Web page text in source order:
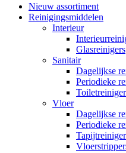
Nieuw assortiment
Reinigingsmiddelen
Interieur
Glasreinigers
Sanitair
Dagelijkse
Periodieke
Vloer
Dagelijkse
Periodieke